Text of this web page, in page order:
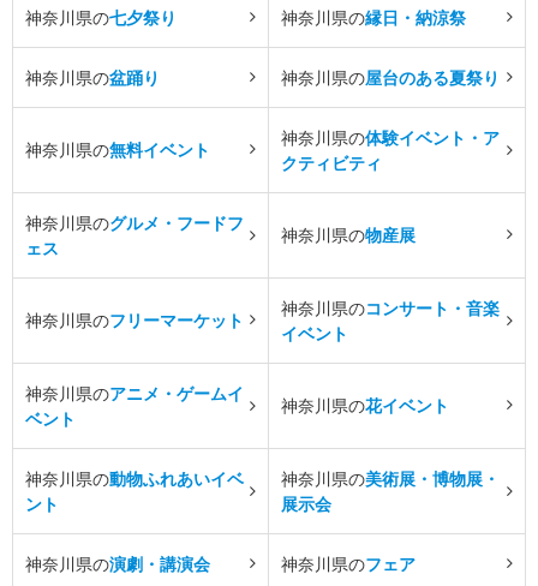
神奈川県の七夕祭り 神奈川県の縁日・納涼祭
神奈川県の盆踊り 神奈川県の屋台のある夏祭り
神奈川県の無料イベント
神奈川県の体験イベント・ア
クティビティ
神奈川県のグルメ・フードフ
ェス
神奈川県の物産展
神奈川県のフリーマーケット
神奈川県のコンサート・音楽
イベント
神奈川県のアニメ・ゲームイ
ベント
神奈川県の花イベント
神奈川県の動物ふれあいイベ
ント
神奈川県の美術展・博物展・
展示会
神奈川県の演劇・講演会 神奈川県のフェア